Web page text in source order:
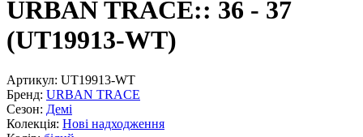
URBAN TRACE:: 36 - 37
(UT19913-WT)
Артикул: UT19913-WT
Бренд: URBAN TRACE
Сезон: Демі
Колекція: Нові надходження